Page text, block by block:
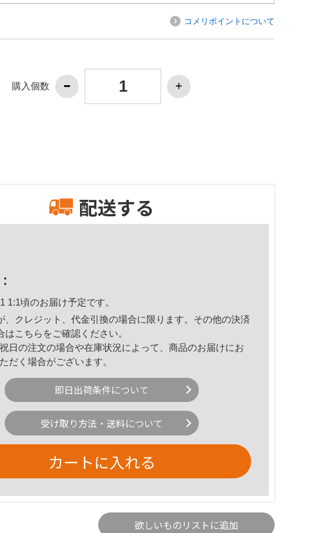
コメリポイントについて
購入個数
配送する
1:1頃のお届け予定です。
、クレジット、代金引換の場合に限ります。その他の決済
はこちら をご確認ください。
日の注文の場合や在庫状況によって、商品のお届けにお
だく場合がございます。
即日出荷条件について
受け取り方法・送料について
カートに入れる
欲しいものリストに追加